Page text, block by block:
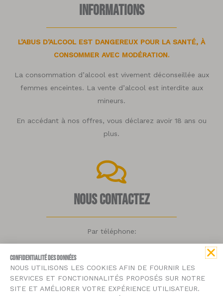
Informations
L’ABUS D’ALCOOL EST DANGEREUX POUR LA SANTÉ, À
CONSOMMER AVEC MODÉRATION.
La consommation d’alcool est vivement déconseillée aux
femmes enceintes. La vente d’alcool est interdite aux
mineurs.
En accédant à nos offres, vous déclarez avoir 18 ans ou
plus.
Nous contactez
Par téléphone:
Par mail:
contact@bmousse.fr
CONFIDENTIALITÉ DES DONNÉES
NOUS UTILISONS LES COOKIES AFIN DE FOURNIR LES
SERVICES ET FONCTIONNALITÉS PROPOSÉS SUR NOTRE
SITE ET AMÉLIORER VOTRE EXPÉRIENCE UTILISATEUR.